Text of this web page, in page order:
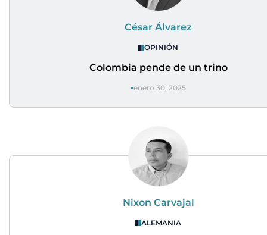
César Álvarez
OPINIÓN
Colombia pende de un trino
enero 30, 2025
Nixon Carvajal
ALEMANIA